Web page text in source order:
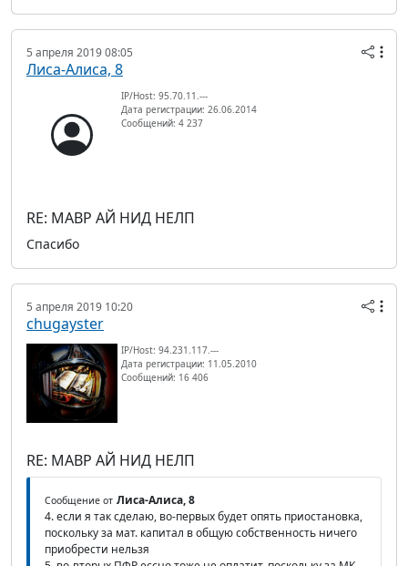
5 апреля 2019 08:05
Лиса-Алиса, 8
IP/Host: 95.70.11.---
Дата регистрации: 26.06.2014
Сообщений: 4 237
RE: МАВР АЙ НИД НЕЛП
Спасибо
5 апреля 2019 10:20
chugayster
IP/Host: 94.231.117.---
Дата регистрации: 11.05.2010
Сообщений: 16 406
RE: МАВР АЙ НИД НЕЛП
Сообщение от Лиса-Алиса, 8
4. если я так сделаю, во-первых будет опять приостановка,
поскольку за мат. капитал в общую собственность ничего
приобрести нельзя